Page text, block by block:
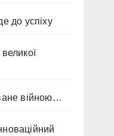
до успіху
війною…